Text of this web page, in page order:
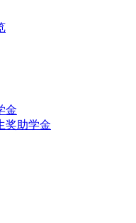
金
奖助学金